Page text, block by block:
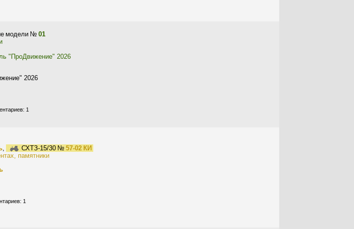
модели № 01
"ПроДвижение" 2026
2026
1
, СХТЗ-15/30 № 57-02 КИ
памятники
1